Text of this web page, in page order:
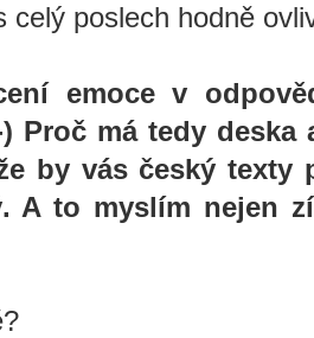
celý poslech hodně
emoce v
Proč má tedy
by vás český texty
A to myslím nejen